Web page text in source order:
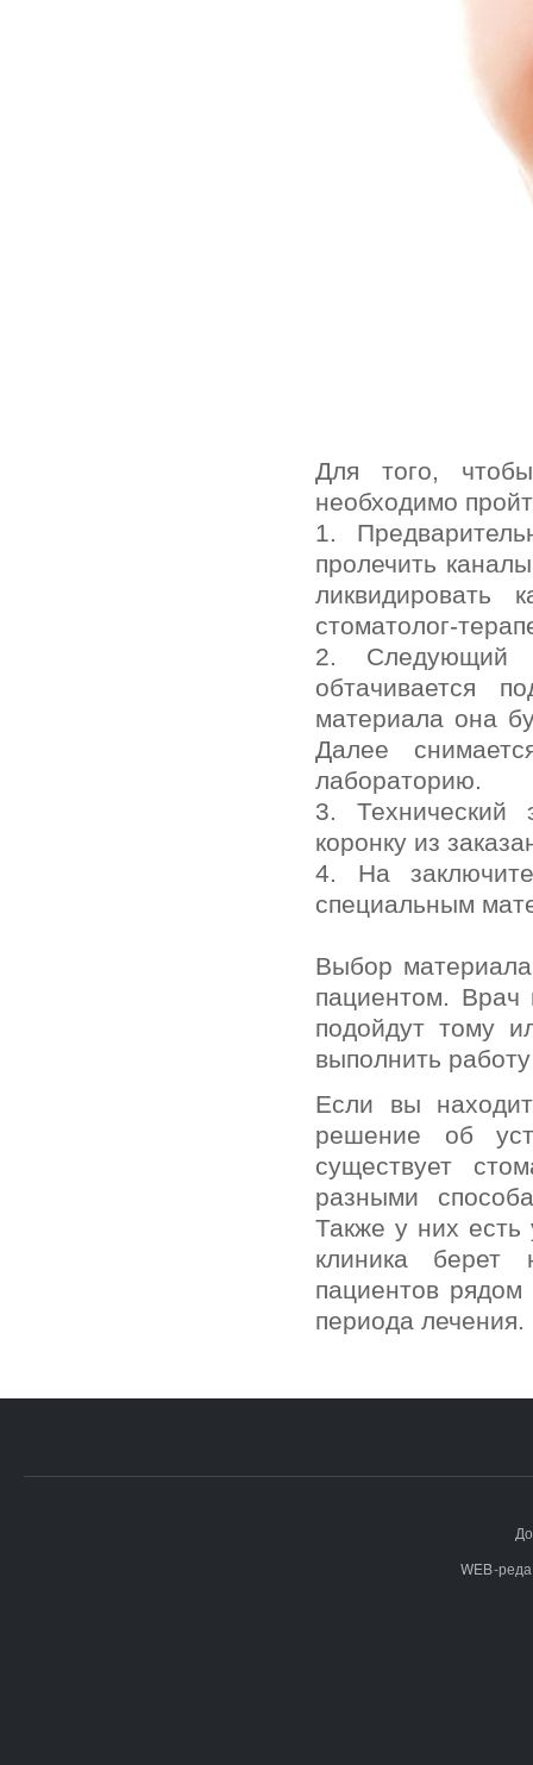
Для того,
необходимо
1.
пролечить
ликвидировать
стоматолог-
2. Следующий
обтачивается
материала она
Далее
лабораторию.
3. Технический
коронку из
4. На
специальным
Выбор материала
пациентом. Врач
подойдут тому
выполнить
Если вы
решение об
существует
разными
Также у них есть
клиника берет
пациентов рядом
периода лечения.
WEB-